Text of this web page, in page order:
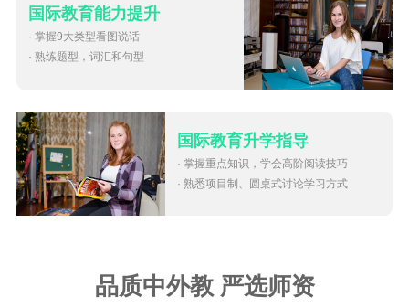
国际教育能力提升
· 掌握9大类型看图说话
· 熟练题型，词汇和句型
国际教育升学指导
· 掌握重点知识，学会高阶阅读技巧
· 熟悉项目制、圆桌式讨论学习方式
品质中外教 严选师资